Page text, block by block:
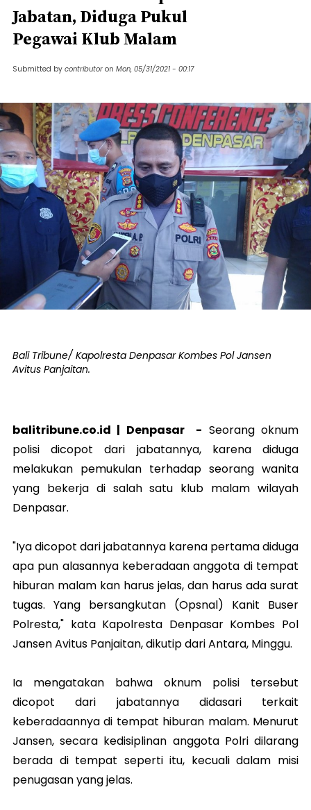
Jabatan, Diduga Pukul
Pegawai Klub Malam
Submitted by contributor on Mon, 05/31/2021 - 00:17
Bali Tribune/ Kapolresta Denpasar Kombes Pol Jansen
Avitus Panjaitan.
balitribune.co.id | Denpasar - Seorang oknum
polisi dicopot dari jabatannya, karena diduga
melakukan pemukulan terhadap seorang wanita
yang bekerja di salah satu klub malam wilayah
Denpasar.
"Iya dicopot dari jabatannya karena pertama diduga
apa pun alasannya keberadaan anggota di tempat
hiburan malam kan harus jelas, dan harus ada surat
tugas. Yang bersangkutan (Opsnal) Kanit Buser
Polresta," kata Kapolresta Denpasar Kombes Pol
Jansen Avitus Panjaitan, dikutip dari Antara, Minggu.
Ia mengatakan bahwa oknum polisi tersebut
dicopot dari jabatannya didasari terkait
keberadaannya di tempat hiburan malam. Menurut
Jansen, secara kedisiplinan anggota Polri dilarang
berada di tempat seperti itu, kecuali dalam misi
penugasan yang jelas.